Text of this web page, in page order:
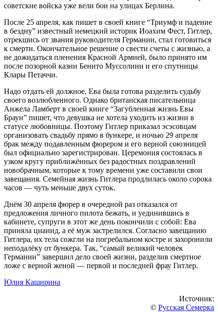
советские войска уже вели бои на улицах Берлина.
После 25 апреля, как пишет в своей книге “Триумф и падение
в бездну” известный немецкий историк Иоахим Фест, Гитлер,
отрекшись от звания руководителя Германии, стал готовиться
к смерти. Окончательное решение о свести счеты с жизнью, а
не дожидаться пленения Красной Армией, было принято им
после позорной казни Бенито Муссолини и его спутницы
Клары Петаччи.
Надо отдать ей должное, Ева была готова разделить судьбу
своего возлюбленного. Однако британская писательница
Анжела Ламберт в своей книге “Загубленная жизнь Евы
Браун” пишет, что девушка не хотела уходить из жизни в
статусе любовницы. Поэтому Гитлер приказал эсэсовцам
организовать свадьбу прямо в бункере, и ночью 29 апреля
брак между подавленным фюрером и его верной союзницей
был официально зарегистрирован. Церемония состоялась в
узком кругу приближённых без радостных поздравлений
новобрачным, которые к тому времени уже составили свои
завещания. Семейная жизнь Гитлера продлилась около сорока
часов — чуть меньше двух суток.
Днём 30 апреля фюрер в очередной раз отказался от
предложения личного пилота бежать, и уединившись в
кабинете, супруги в этот же день покончили с собой: Ева
приняла цианид, а её муж застрелился. Согласно завещанию
Гитлера, их тела сожгли на погребальном костре и захоронили
неподалёку от бункера. Так, “самый великий человек
Германии” завершил дело своей жизни, разделив смертное
ложе с верной женой — первой и последней фрау Гитлер.
Юлия Каширина
Источник:
© Русская Семерка